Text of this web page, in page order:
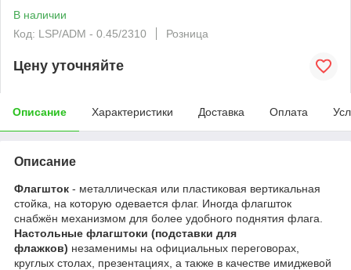
В наличии
Код: LSP/ADM - 0.45/2310
Розница
Цену уточняйте
Описание Характеристики Доставка Оплата
Описание
Флагшток - металлическая или пластиковая вертикальная
стойка, на которую одевается флаг. Иногда флагшток
снабжён механизмом для более удобного поднятия флага.
Настольные флагштоки (подставки для
флажков) незаменимы на официальных переговорах,
круглых столах, презентациях, а также в качестве имиджевой